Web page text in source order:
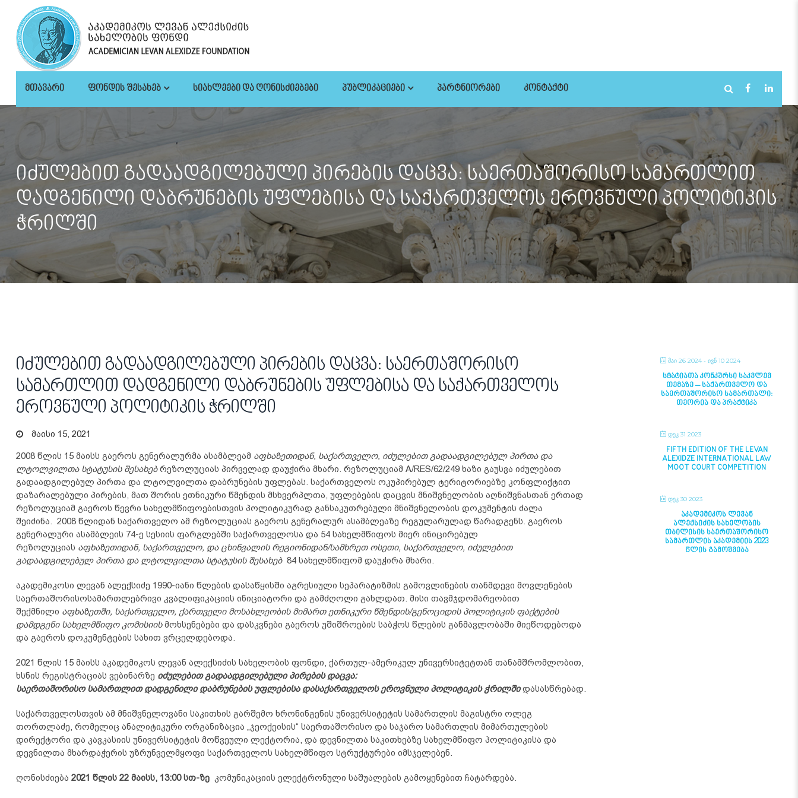
ᲛᲗᲐᲕᲐᲠᲘ ᲤᲝᲜᲓᲘᲡ ᲨᲔᲡᲐᲮᲔᲑ ᲡᲘᲐᲮᲚᲔᲔᲑᲘ ᲓᲐ ᲦᲝᲜᲘᲡᲫᲘᲔᲑᲔᲑᲘ ᲞᲣᲑᲚᲘᲙᲐᲪᲘᲔᲑᲘ ᲞᲐᲠᲢᲜᲘᲝᲠᲔᲑᲘ ᲙᲝᲜᲢᲐᲥᲢᲘ
იძულებით გადაადგილებული პირების დაცვა: საერთაშორისო სამართლით
დადგენილი დაბრუნების უფლებისა და საქართველოს ეროვნული პოლიტიკის
ჭრილში
იძულებით გადაადგილებული პირების დაცვა: საერთაშორისო
სამართლით დადგენილი დაბრუნების უფლებისა და საქართველოს
ეროვნული პოლიტიკის ჭრილში
მაისი 15, 2021
2008 წლის 15 მაისს გაეროს გენერალურმა ასამბლეამ აფხაზეთიდან, საქართველო, იძულებით გადაადგილებულ პირთა და
ლტოლვილთა სტატუსის შესახებრეზოლუციას პირველად დაუჭირა მხარი. რეზოლუციამ A/RES/62/249 ხაზი გაუსვა იძულებით
გადაადგილებულ პირთა და ლტოლვილთა დაბრუნების უფლებას. საქართველოს ოკუპირებულ ტერიტორიებზე კონფლიქტით
დაზარალებული პირების, მათ შორის ეთნიკური წმენდის მსხვერპლთა, უფლებების დაცვის მნიშვნელობის აღნიშვნასთან ერთად
რეზოლუციამ გაეროს წევრი სახელმწიფოებისთვის პოლიტიკურად განსაკუთრებული მნიშვნელობის დოკუმენტის ძალა
შეიძინა. 2008 წლიდან საქართველო ამ რეზოლუციას გაეროს გენერალურ ასამბლეაზე რეგულარულად წარადგენს. გაეროს
გენერალური ასამბლეის 74-ე სესიის ფარგლებში საქართველოსა და 54 სახელმწიფოს მიერ ინიცირებულ
რეზოლუციას აფხაზეთიდან, საქართველო, და ცხინვალის რეგიონიდან/სამხრეთ ოსეთი, საქართველო, იძულებით
გადაადგილებულ პირთა და ლტოლვილთა სტატუსის შესახებ84 სახელმწიფომ დაუჭირა მხარი.
აკადემიკოსი ლევან ალექსიძე 1990-იანი წლების დასაწყისში აგრესიული სეპარატიზმის გამოვლინების თანმდევი მოვლენების
საერთაშორისოსამართლებრივი კვალიფიკაციის ინიციატორი და გამძღოლი გახლდათ. მისი თავმჯდომარეობით
შექმნილი აფხაზეთში, საქართველო, ქართველი მოსახლეობის მიმართ ეთნიკური წმენდის/გენოციდის პოლიტიკის ფაქტების
დამდგენი სახელმწიფო კომისიისმოხსენებები და დასკვნები გაეროს უშიშროების საბჭოს წლების განმავლობაში მიეწოდებოდა
და გაეროს დოკუმენტების სახით ვრცელდებოდა.
2021 წლის 15 მაისს აკადემიკოს ლევან ალექსიძის სახელობის ფონდი, ქართულ-ამერიკულ უნივერსიტეტთან თანამშრომლობით,
ხსნის რეგისტრაციას ვებინარზე იძულებით გადაადგილებული პირების დაცვა:
საერთაშორისო სამართლით დადგენილი დაბრუნების უფლებისა დასაქართველოსეროვნული პოლიტიკის ჭრილშიდასასწრებად.
საქართველოსთვის ამ მნიშვნელოვანი საკითხის გარშემო ხრონინგენის უნივერსიტეტის სამართლის მაგისტრი ოლეგ
თორთლაძე, რომელიც ანალიტიკური ორგანიზაცია „ჯეოქეისის“ საერთაშორისო და საჯარო სამართლის მიმართულების
დირექტორი და კავკასიის უნივერსიტეტის მოწვეული ლექტორია, და დევნილთა საკითხებზე სახელმწიფო პოლიტიკისა და
დევნილთა მხარდაჭერის უზრუნველმყოფი საქართველოს სახელმწიფო სტრუქტურები იმსჯელებენ.
ღონისძიება 2021 წლის 22 მაისს, 13:00 სთ-ზე კომუნიკაციის ელექტრონული საშუალების გამოყენებით ჩატარდება.
ᲛᲐᲘ 26 2024- ᲘᲕᲜ 10 2024
ᲡᲢᲐᲢᲘᲐᲗᲐ ᲙᲝᲜᲙᲣᲠᲡᲘ ᲡᲐᲙᲕᲚᲔᲕ
ᲗᲔᲛᲐᲖᲔ – ᲡᲐᲥᲐᲠᲗᲕᲔᲚᲝ ᲓᲐ
ᲡᲐᲔᲠᲗᲐᲨᲝᲠᲘᲡᲝ ᲡᲐᲛᲐᲠᲗᲐᲚᲘ:
ᲗᲔᲝᲠᲘᲐ ᲓᲐ ᲞᲠᲐᲥᲢᲘᲙᲐ
ᲓᲔᲙ 31 2023
FIFTH EDITION OF THE LEVAN
ALEXIDZE INTERNATIONAL LAW
MOOT COURT COMPETITION
ᲓᲔᲙ 30 2023
ᲐᲙᲐᲓᲔᲛᲘᲙᲝᲡ ᲚᲔᲕᲐᲜ
ᲐᲚᲔᲥᲡᲘᲫᲘᲡ ᲡᲐᲮᲔᲚᲝᲑᲘᲡ
ᲗᲑᲘᲚᲘᲡᲘᲡ ᲡᲐᲔᲠᲗᲐᲨᲝᲠᲘᲡᲝ
ᲡᲐᲛᲐᲠᲗᲚᲘᲡ ᲐᲙᲐᲓᲔᲛᲘᲘᲡ 2023
ᲬᲚᲘᲡ ᲒᲐᲛᲝᲨᲕᲔᲑᲐ